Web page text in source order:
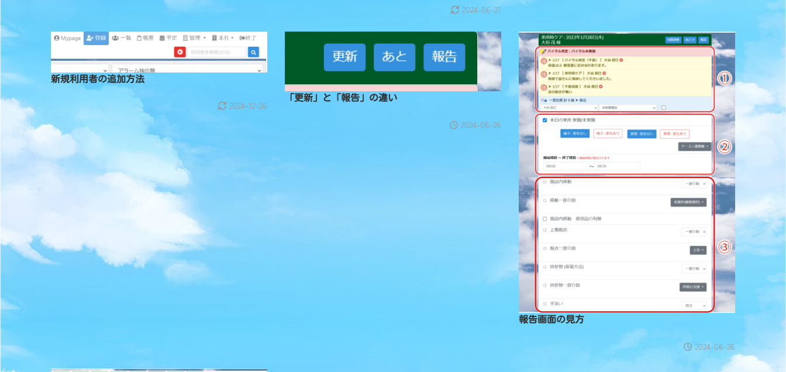
2024-06-27
新規利用者の追加方法
2024-12-26
「更新」と「報告」の違い
2024-06-26
報告画面の見方
2024-06-26